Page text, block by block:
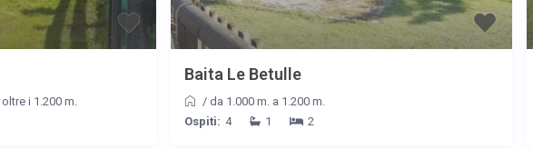
oltre i 1.200 m.
Baita Le Betulle
/da 1.000 m. a 1.200 m.
Ospiti: 4 1 2